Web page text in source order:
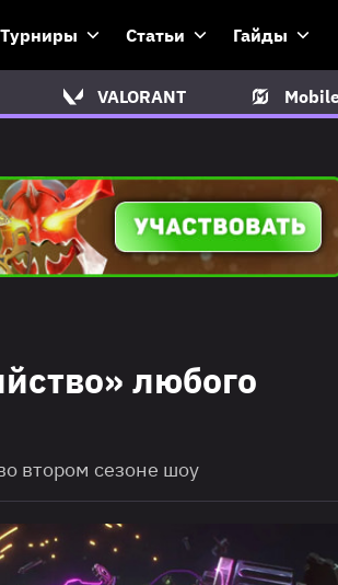
Турниры Статьи Гайды
VALORANT
любого
втором сезоне шоу